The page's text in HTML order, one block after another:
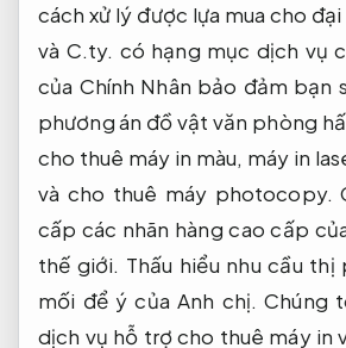
cách xử lý được lựa mua cho
và C.ty. có hạng mục dịch vụ
của Chính Nhân bảo đảm bạn
phương án đồ vật văn phòng
cho thuê máy in màu, máy in
và cho thuê máy photocopy.
cấp các nhãn hàng cao cấp
thế giới. Thấu hiểu nhu cầu thị
mối để ý của Anh chị. Chúng
dịch vụ hỗ trợ cho thuê máy in